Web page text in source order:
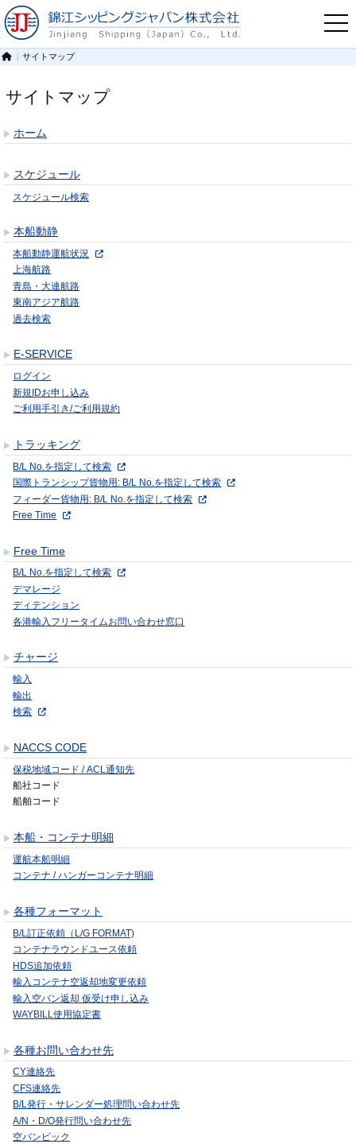
サイトマップ
サイトマップ
ホーム
スケジュール
スケジュール検索
本船動静
本船動静運航状況
上海航路
青島・大連航路
東南アジア航路
過去検索
E-SERVICE
ログイン
新規IDお申し込み
ご利用手引き/ご利用規約
トラッキング
B/L No.を指定して検索
国際トランシップ貨物用: B/L No.を指定して検索
フィーダー貨物用: B/L No.を指定して検索
Free Time
Free Time
B/L No.を指定して検索
デマレージ
ディテンション
各港輸入フリータイムお問い合わせ窓口
チャージ
輸入
輸出
検索
NACCS CODE
保税地域コード / ACL通知先
船社コード
船舶コード
本船・コンテナ明細
運航本船明細
コンテナ / ハンガーコンテナ明細
各種フォーマット
B/L訂正依頼（L/G FORMAT)
コンテナラウンドユース依頼
HDS追加依頼
輸入コンテナ空返却地変更依頼
輸入空バン返却 仮受け申し込み
WAYBILL使用協定書
各種お問い合わせ先
CY連絡先
CFS連絡先
B/L発行・サレンダー処理問い合わせ先
A/N・D/O発行問い合わせ先
空バンピック